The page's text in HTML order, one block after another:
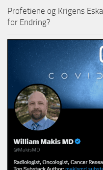
Profetiene og Krigens
for Endring?